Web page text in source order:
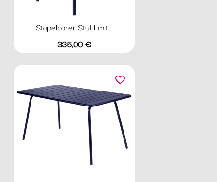
Stapelbarer Stuhl mit...
Preis
335,00 €
favorite_border